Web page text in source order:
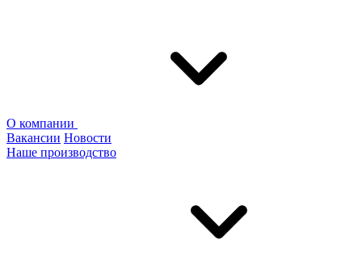
О компании
Вакансии Новости
Наше производство